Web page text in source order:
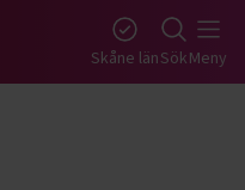
Skåne länSökMeny